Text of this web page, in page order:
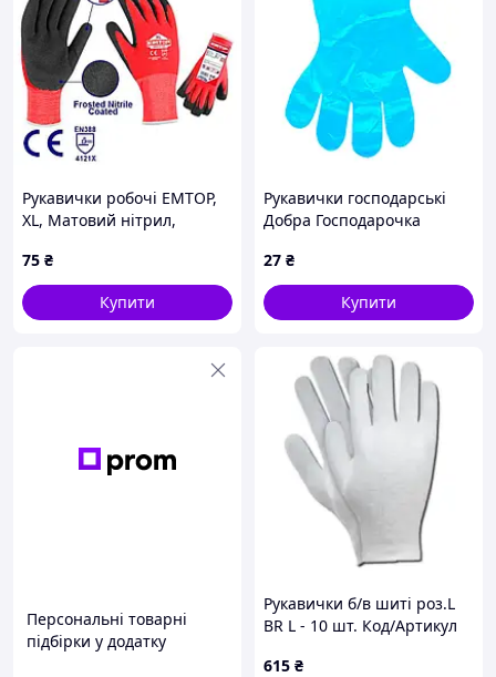
Рукавички робочі EMTOP,
XL, Матовий нітрил,
75 ₴
Купити
Рукавички господарські
Добра Господарочка
(4820086521277)
27 ₴
Купити
Персональні товарні
підбірки у додатку
Рукавички б/в шиті роз.L
BR L - 10 шт. Код/Артикул
615 ₴